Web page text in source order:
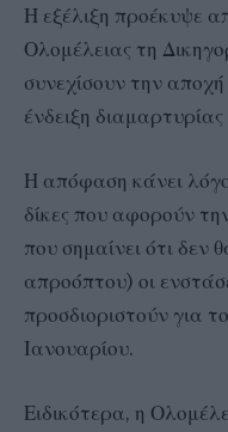
Η εξέλιξη προέκυψε
Ολομέλειας τη
συνεχίσουν την
ένδειξη
Η απόφαση κάνει
δίκες που αφορούν
που σημαίνει ότι δεν
απροόπτου) οι
προσδιοριστούν για
Ιανουαρίου.
Ειδικότερα, η